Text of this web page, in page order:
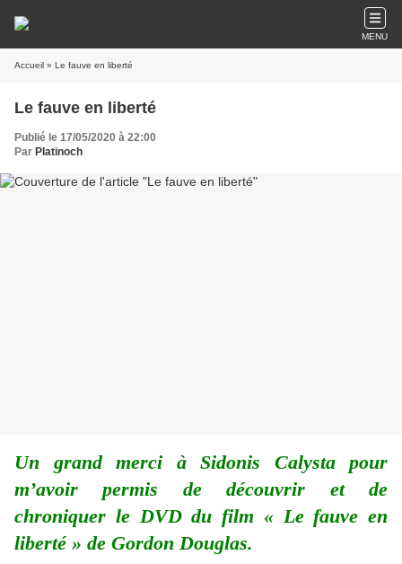
MENU
Accueil » Le fauve en liberté
Le fauve en liberté
Publié le 17/05/2020 à 22:00
Par Platinoch
Un grand merci à Sidonis Calysta pour
m’avoir permis de découvrir et de
chroniquer le DVD du film « Le fauve en
liberté » de Gordon Douglas.